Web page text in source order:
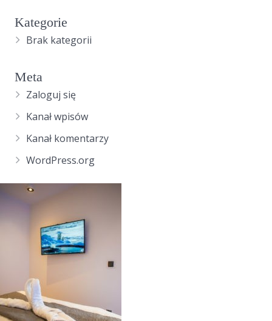
Kategorie
Brak kategorii
Meta
Zaloguj się
Kanał wpisów
Kanał komentarzy
WordPress.org